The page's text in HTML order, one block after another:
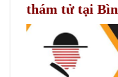
thám tử tại